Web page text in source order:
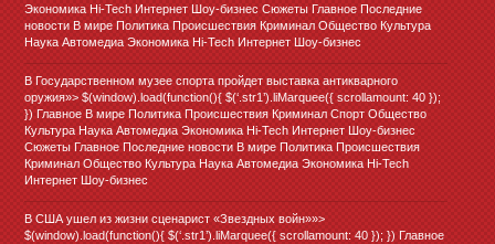
Экономика Hi-Tech Интернет Шоу-бизнес Сюжеты Главное Последние
новости В мире Политика Происшествия Криминал Общество Культура
Наука Автомедиа Экономика Hi-Tech Интернет Шоу-бизнес
В Государственном музее спорта пройдет выставка антикварного
оружия»> $(window).load(function(){ $(‘.str1’).liMarquee({ scrollamount: 40 });
}) Главное В мире Политика Происшествия Криминал Спорт Общество
Культура Наука Автомедиа Экономика Hi-Tech Интернет Шоу-бизнес
Сюжеты Главное Последние новости В мире Политика Происшествия
Криминал Общество Культура Наука Автомедиа Экономика Hi-Tech
Интернет Шоу-бизнес
В США ушел из жизни сценарист «Звездных войн»»>
$(window).load(function(){ $(‘.str1’).liMarquee({ scrollamount: 40 }); }) Главное